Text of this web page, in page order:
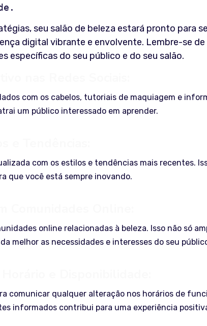
seu salão de beleza estará pronto para
digital vibrante e envolvente. Lembre-se
específicas do seu público e do seu salão.
com os cabelos, tutoriais de maquiagem e
um público interessado em aprender.
com os estilos e tendências mais recentes.
que você está sempre inovando.
online relacionadas à beleza. Isso não só
melhor as necessidades e interesses do seu
comunicar qualquer alteração nos horários de
informados contribui para uma experiência